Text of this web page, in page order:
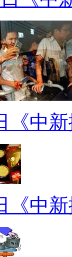
？
学再探“
8月份教
征求意
个方面
社会征
年级每
一次的
？近日
减负十
四五六
同的看法
《中新
《中新